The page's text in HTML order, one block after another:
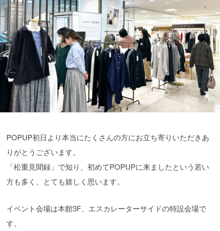
POPUP初日より本当にたくさんの方にお立ち寄りいただきあ
りがとうございます。
「松重見聞録」で知り、初めてPOPUPに来ましたという若い
方も多く、とても嬉しく思います。
イベント会場は本館3F、エスカレーターサイドの特設会場で
す。